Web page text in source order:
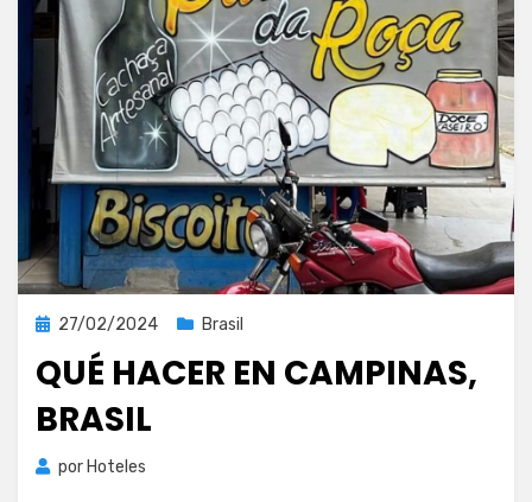
Publicada
27/02/2024 Brasil
QUÉ HACER EN CAMPINAS,
BRASIL
por Hoteles